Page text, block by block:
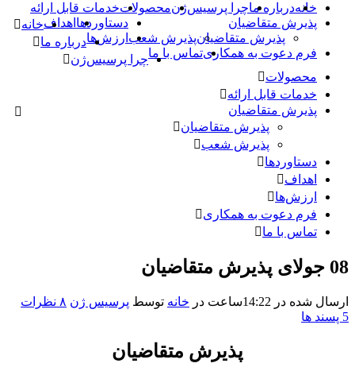
خانهدرباره ماچرا پرسیس‌ژنمحصولاتخدمات قابل ارائه
پذیرش متقاضیان
پذیرش متقاضیانپذیرش شعب
دستاوردها اهداف
ارزش‌ها
فرم دعوت به همکاریتماس با ما
خانه
درباره ما
چرا پرسیس‌ژن
محصولات
خدمات قابل ارائه
پذیرش متقاضیان
پذیرش متقاضیان
پذیرش شعب
دستاوردها
اهداف
ارزش‌ها
فرم دعوت به همکاری
تماس با ما
08 جولای پذیرش متقاضیان
ارسال شده در 14:22ساعت در خانه توسط پرسیس ژن ۸ نظرات
5 پسند ها
پذیرش متقاضیان